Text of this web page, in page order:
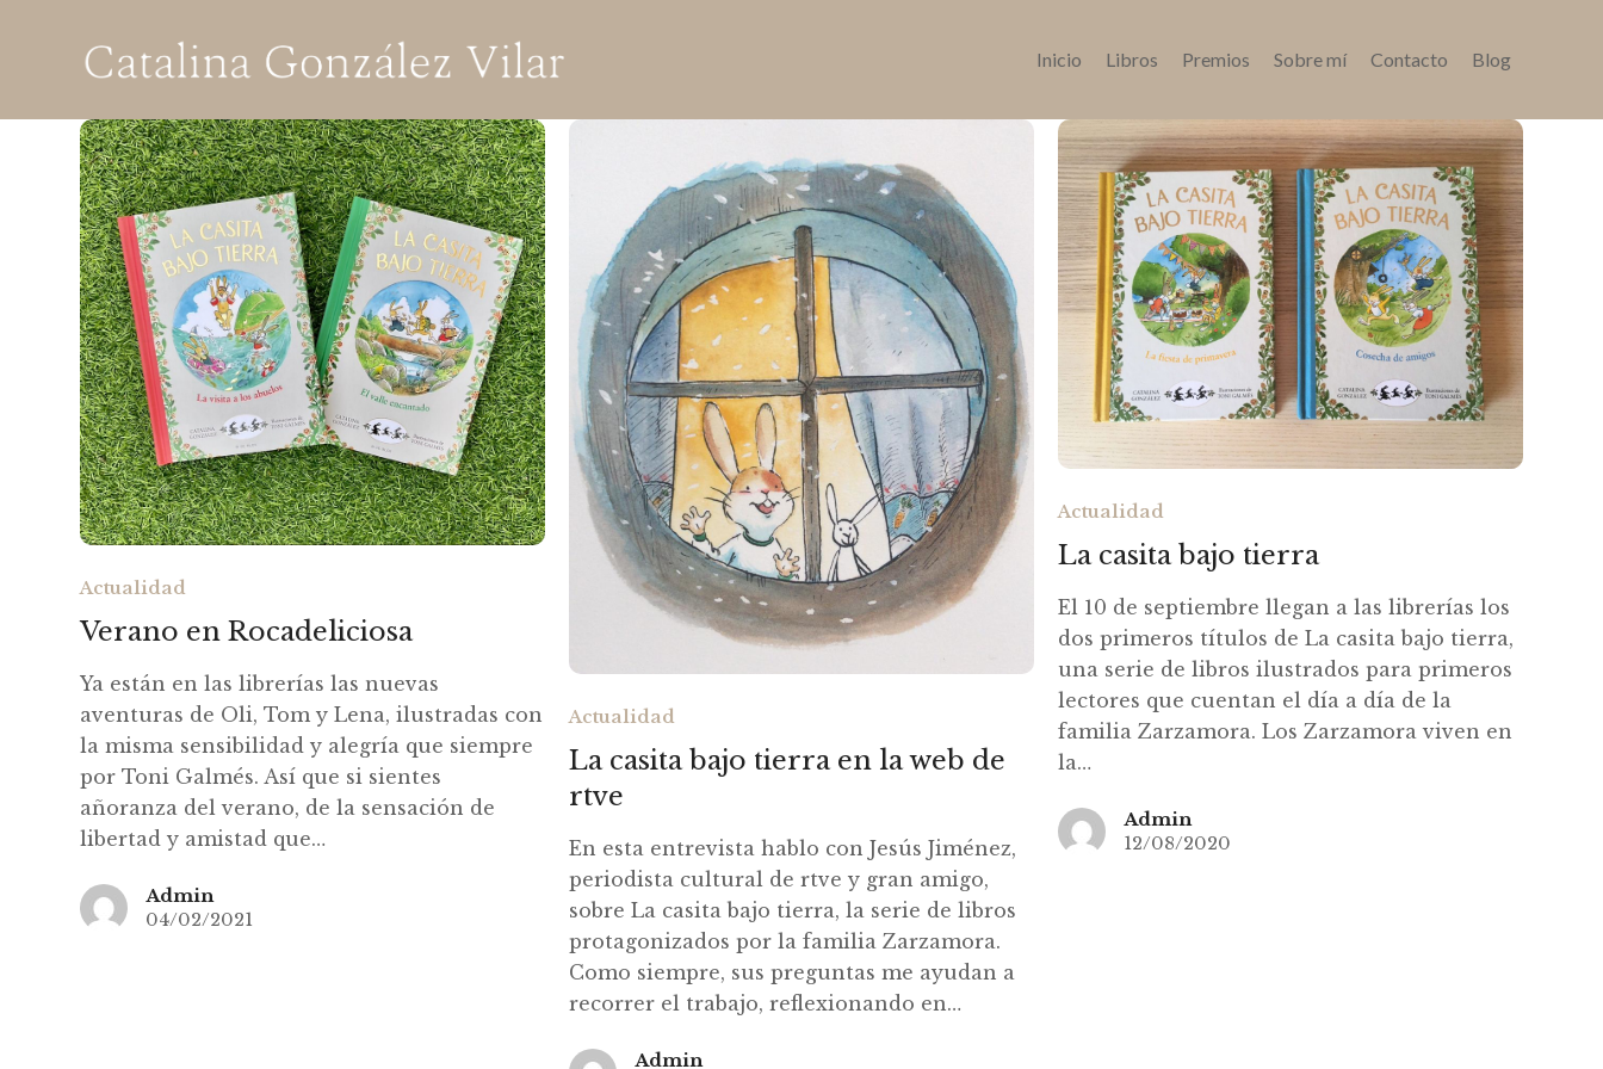
Inicio Libros Premios Sobre mí Contacto Blog
Actualidad
Verano en Rocadeliciosa
Ya están en las librerías las nuevas
aventuras de Oli, Tom y Lena, ilustradas con
la misma sensibilidad y alegría que siempre
por Toni Galmés. Así que si sientes
añoranza del verano, de la sensación de
libertad y amistad que…
Admin
04/02/2021
Actualidad
La casita bajo tierra en la web de
rtve
En esta entrevista hablo con Jesús Jiménez,
periodista cultural de rtve y gran amigo,
sobre La casita bajo tierra, la serie de libros
protagonizados por la familia Zarzamora.
Como siempre, sus preguntas me ayudan a
recorrer el trabajo, reflexionando en…
Admin
Actualidad
La casita bajo tierra
El 10 de septiembre llegan a las librerías los
dos primeros títulos de La casita bajo tierra,
una serie de libros ilustrados para primeros
lectores que cuentan el día a día de la
familia Zarzamora. Los Zarzamora viven en
la…
Admin
12/08/2020